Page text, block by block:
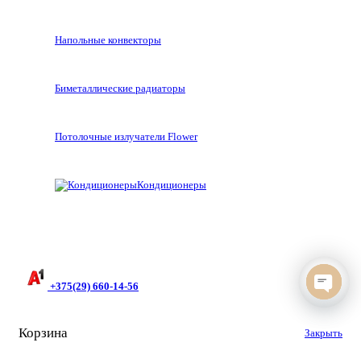
Напольные конвекторы
Биметаллические радиаторы
Потолочные излучатели Flower
Кондиционеры
+375(29) 660-14-56
Корзина Закрыть